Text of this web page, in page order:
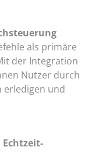
als primäre
der Integration
Nutzer durch
erledigen und